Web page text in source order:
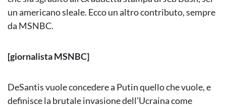
un americano sleale. Ecco un altro contributo, sempre
da MSNBC.
[giornalista MSNBC]
DeSantis vuole concedere a Putin quello che vuole, e
definisce la brutale invasione dell’Ucraina come